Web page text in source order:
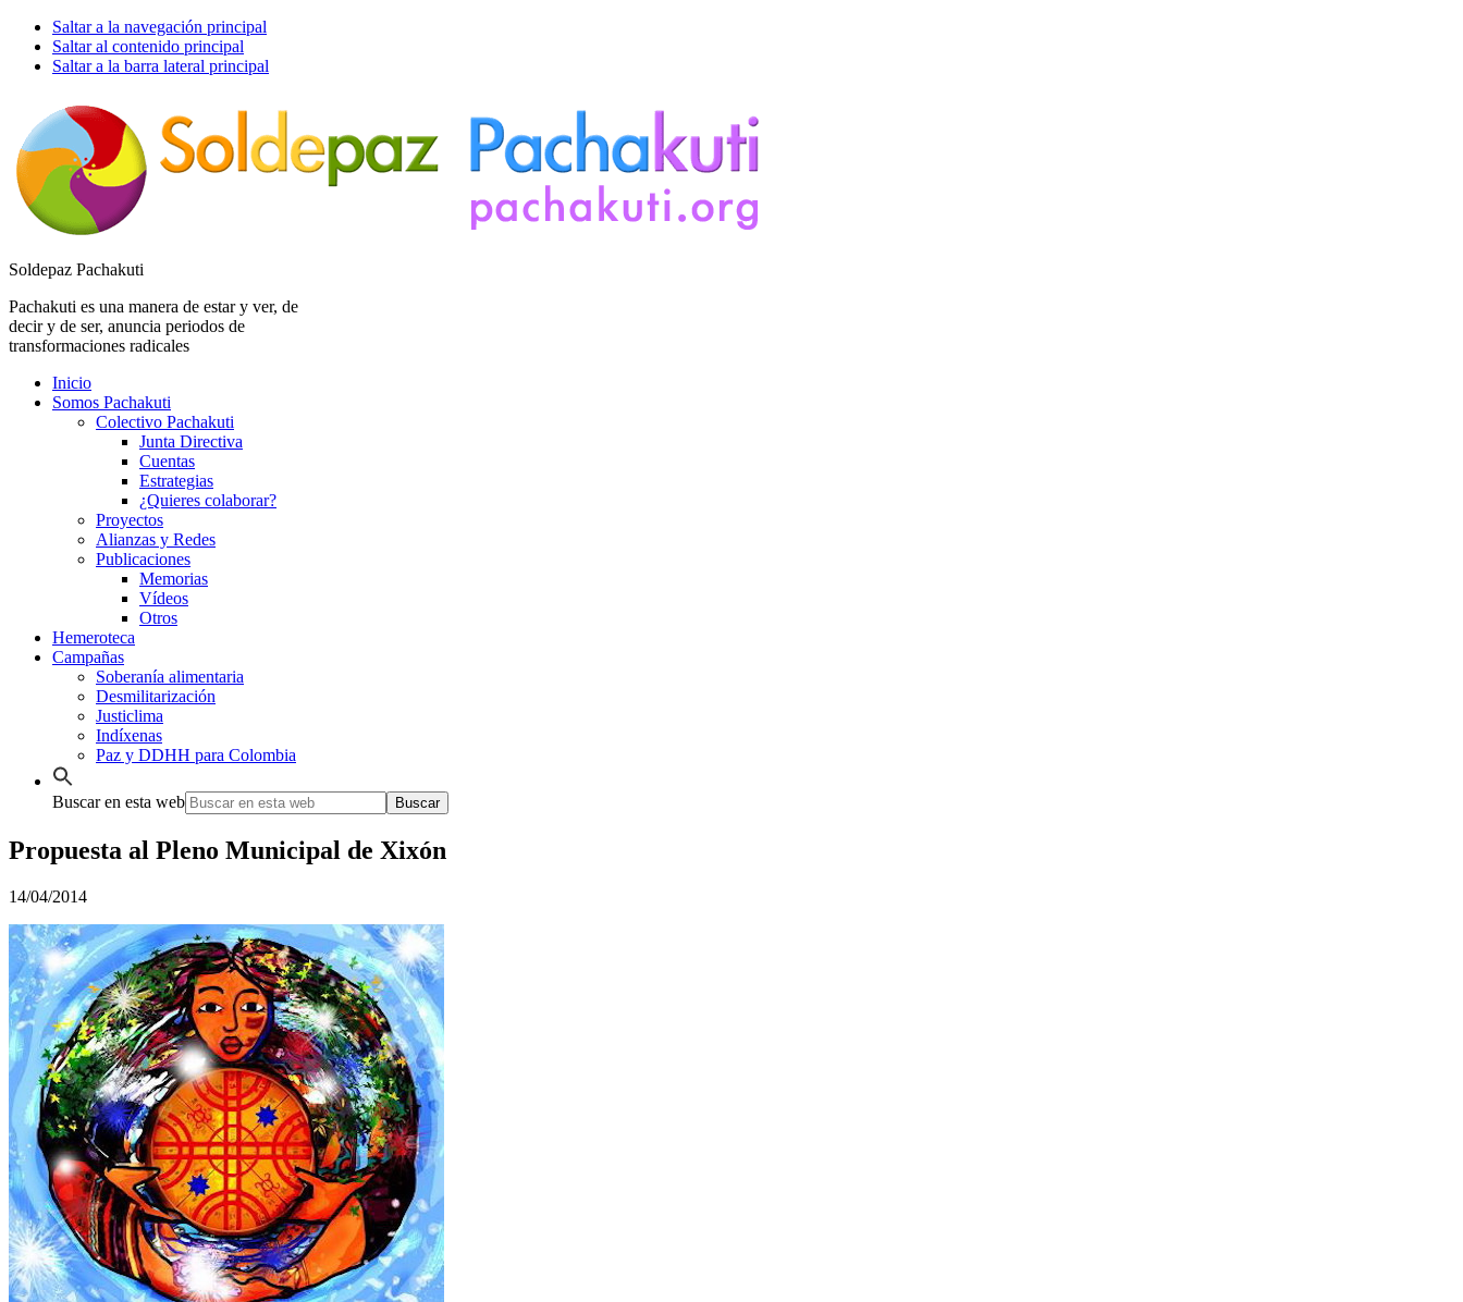
Saltar a la navegación principal
Saltar al contenido principal
Saltar a la barra lateral principal
Soldepaz Pachakuti
Pachakuti es una manera de estar y ver, de
decir y de ser, anuncia periodos de
transformaciones radicales
Inicio
Somos Pachakuti
Colectivo Pachakuti
Junta Directiva
Cuentas
Estrategias
¿Quieres colaborar?
Proyectos
Alianzas y Redes
Publicaciones
Memorias
Vídeos
Otros
Hemeroteca
Campañas
Soberanía alimentaria
Desmilitarización
Justiclima
Indíxenas
Paz y DDHH para Colombia
Buscar en esta web
Propuesta al Pleno Municipal de Xixón
14/04/2014